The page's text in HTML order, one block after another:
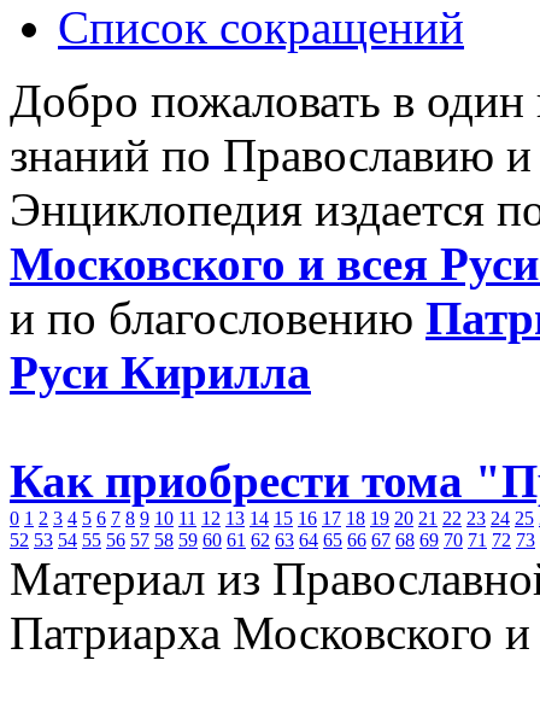
Список сокращений
Добро пожаловать в
знаний по Православию
Энциклопедия издается
Московского и всея
и по благословению
Руси Кирилла
Как приобрести тома
0 1 2 3 4 5 6 7 8 9 10 11 12 13 14 15 16 17 18 19 20 21 22 23 24 25
52 53 54 55 56 57 58 59 60 61 62 63 64 65 66 67 68 69 70 71 72 73
Материал из
Патриарха Московского